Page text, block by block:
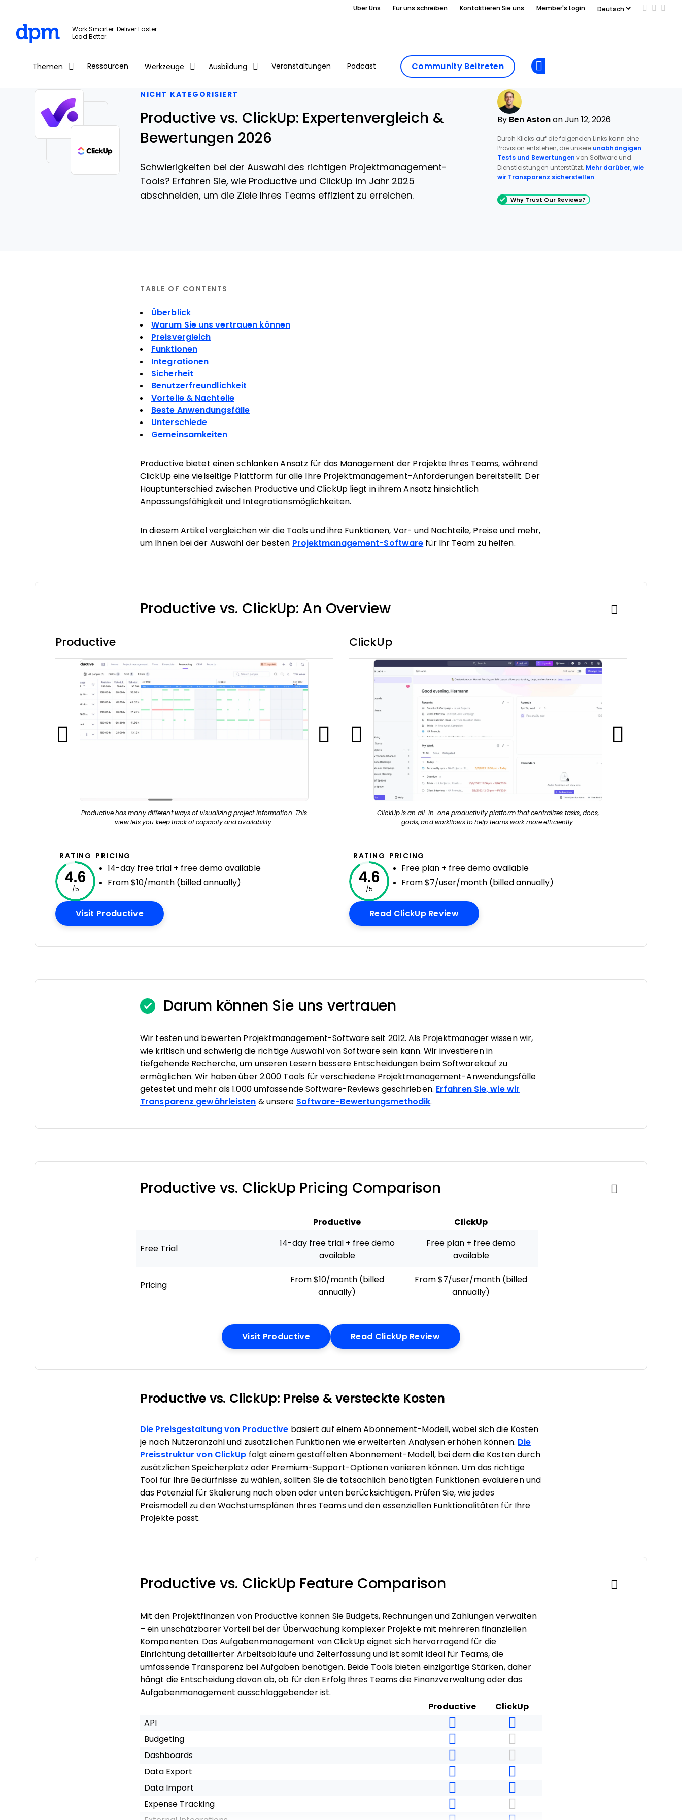
Skip to main content
Über Uns Für uns schreiben Kontaktieren Sie uns Member's Login Add us
Follow
Work Smarter. Deliver Faster.
Lead Better.
Themen Ressourcen Werkzeuge Ausbildung Veranstaltungen Podcast Community Beitreten
NICHT KATEGORISIERT
Productive vs. ClickUp: Expertenvergleich &
Bewertungen 2026
Schwierigkeiten bei der Auswahl des richtigen Projektmanagement-
Tools? Erfahren Sie, wie Productive und ClickUp im Jahr 2025
abschneiden, um die Ziele Ihres Teams effizient zu erreichen.
By Ben Aston on Jun 12, 2026
Durch Klicks auf die folgenden Links kann eine
Provision entstehen, die unsere unabhängigen
Tests und Bewertungen von Software und
Dienstleistungen unterstützt. Mehr darüber, wie
wir Transparenz sicherstellen.
Why Trust Our Reviews?
TABLE OF CONTENTS
Überblick
Warum Sie uns vertrauen können
Preisvergleich
Funktionen
Integrationen
Sicherheit
Benutzerfreundlichkeit
Vorteile & Nachteile
Beste Anwendungsfälle
Unterschiede
Gemeinsamkeiten
Productive bietet einen schlanken Ansatz für das Management der Projekte Ihres Teams, während
ClickUp eine vielseitige Plattform für alle Ihre Projektmanagement-Anforderungen bereitstellt. Der
Hauptunterschied zwischen Productive und ClickUp liegt in ihrem Ansatz hinsichtlich
Anpassungsfähigkeit und Integrationsmöglichkeiten.
In diesem Artikel vergleichen wir die Tools und ihre Funktionen, Vor- und Nachteile, Preise und mehr,
um Ihnen bei der Auswahl der besten Projektmanagement-Software für Ihr Team zu helfen.
Productive vs. ClickUp: An Overview
Productive
Productive has many different ways of visualizing project information. This
view lets you keep track of capacity and availability.
RATING
4.6
/5
PRICING
14-day free trial + free demo available
From $10/month (billed annually)
Visit ProductiveOpens New Window
ClickUp
ClickUp is an all-in-one productivity platform that centralizes tasks, docs,
goals, and workflows to help teams work more efficiently.
RATING
4.6
/5
PRICING
Free plan + free demo available
From $7/user/month (billed annually)
Read ClickUp ReviewOpens New Window
Darum können Sie uns vertrauen
Wir testen und bewerten Projektmanagement-Software seit 2012. Als Projektmanager wissen wir,
wie kritisch und schwierig die richtige Auswahl von Software sein kann. Wir investieren in
tiefgehende Recherche, um unseren Lesern bessere Entscheidungen beim Softwarekauf zu
ermöglichen. Wir haben über 2.000 Tools für verschiedene Projektmanagement-Anwendungsfälle
getestet und mehr als 1.000 umfassende Software-Reviews geschrieben. Erfahren Sie, wie wir
Transparenz gewährleisten & unsere Software-Bewertungsmethodik.
Productive vs. ClickUp Pricing Comparison
Productive ClickUp
Free Trial
14-day free trial + free demo
available
Free plan + free demo
available
Pricing
From $10/month (billed
annually)
From $7/user/month (billed
annually)
Visit ProductiveOpens New WindowRead ClickUp ReviewOpens New Window
Productive vs. ClickUp: Preise & versteckte Kosten
Die Preisgestaltung von Productive basiert auf einem Abonnement-Modell, wobei sich die Kosten
je nach Nutzeranzahl und zusätzlichen Funktionen wie erweiterten Analysen erhöhen können. Die
Preisstruktur von ClickUp folgt einem gestaffelten Abonnement-Modell, bei dem die Kosten durch
zusätzlichen Speicherplatz oder Premium-Support-Optionen variieren können. Um das richtige
Tool für Ihre Bedürfnisse zu wählen, sollten Sie die tatsächlich benötigten Funktionen evaluieren und
das Potenzial für Skalierung nach oben oder unten berücksichtigen. Prüfen Sie, wie jedes
Preismodell zu den Wachstumsplänen Ihres Teams und den essenziellen Funktionalitäten für Ihre
Projekte passt.
Productive vs. ClickUp Feature Comparison
Mit den Projektfinanzen von Productive können Sie Budgets, Rechnungen und Zahlungen verwalten
– ein unschätzbarer Vorteil bei der Überwachung komplexer Projekte mit mehreren finanziellen
Komponenten. Das Aufgabenmanagement von ClickUp eignet sich hervorragend für die
Einrichtung detaillierter Arbeitsabläufe und Zeiterfassung und ist somit ideal für Teams, die
umfassende Transparenz bei Aufgaben benötigen. Beide Tools bieten einzigartige Stärken, daher
hängt die Entscheidung davon ab, ob für den Erfolg Ihres Teams die Finanzverwaltung oder das
Aufgabenmanagement ausschlaggebender ist.
Productive
ClickUp
API
Budgeting
Dashboards
Data Export
Data Import
Expense Tracking